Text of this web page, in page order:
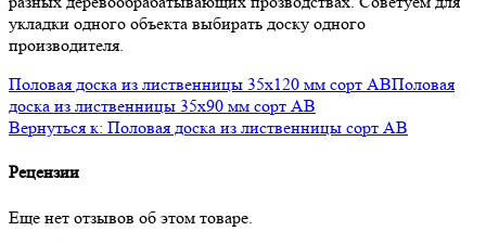
укладки одного объекта выбирать доску одного
производителя.
Половая доска из лиственницы 35x120 мм сорт ABПоловая
доска из лиственницы 35x90 мм сорт AB
Вернуться к: Половая доска из лиственницы сорт AB
Рецензии
Еще нет отзывов об этом товаре.